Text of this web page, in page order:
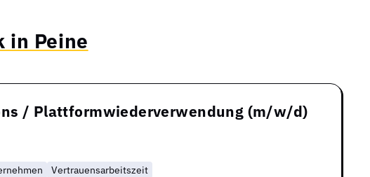
in Peine
/ Plattformwiederverwendung (m/w/d)
Vertrauensarbeitszeit